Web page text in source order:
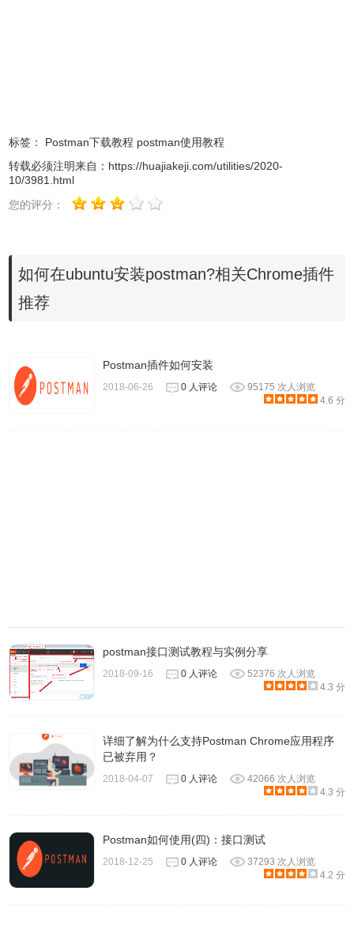
标签： Postman下载教程 postman使用教程
转载必须注明来自： https://huajiakeji.com/utilities/2020-
10/3981.html
您的评分：
如何在ubuntu安装postman?相关Chrome插件
推荐
Postman插件如何安装
2018-06-26 0 人评论
95175 次人浏览
4.6 分
postman接口测试教程与实例分享
2018-09-16 0 人评论
52376 次人浏览
4.3 分
详细了解为什么支持Postman Chrome应用程序
已被弃用？
2018-04-07 0 人评论
42066 次人浏览
4.3 分
Postman如何使用(四)：接口测试
2018-12-25 0 人评论
37293 次人浏览
4.2 分